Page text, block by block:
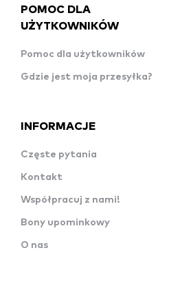
POMOC DLA
UŻYTKOWNIKÓW
Pomoc dla użytkowników
Gdzie jest moja przesyłka?
INFORMACJE
Częste pytania
Kontakt
Współpracuj z nami!
Bony upominkowy
O nas